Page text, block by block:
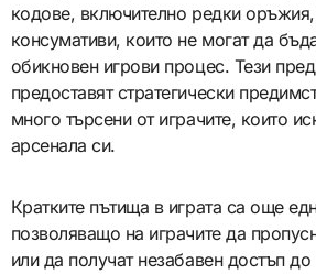
кодове, включително редки
консумативи, които не могат да
обикновен игрови процес. Тези
предоставят стратегически
много търсени от играчите, които
арсенала си.
Кратките пътища в играта са още
позволяващо на играчите да
или да получат незабавен достъп